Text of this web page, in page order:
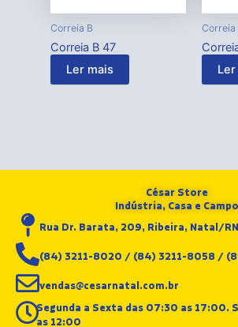
Correia B
Correia B 47
Ler mais
Correia
César Store
Indústria, Casa e Campo
Rua Dr. Barata, 209, Ribeira, Natal/RN
(84) 3211-8020 / (84) 3211-8058 /
vendas@cesarnatal.com.br
Segunda a Sexta das 07:30 as 17:00.
as 12:00